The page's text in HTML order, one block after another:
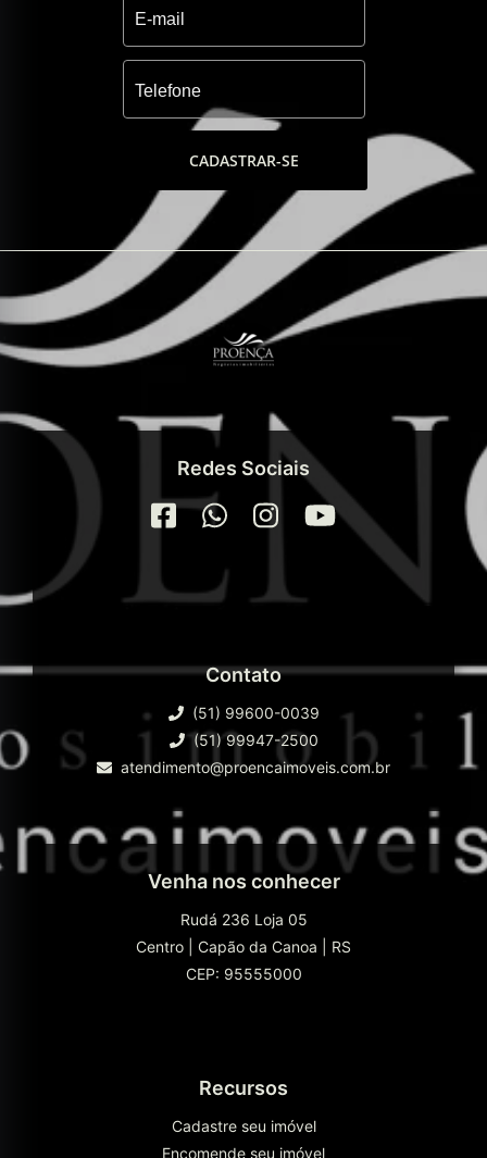
CADASTRAR-SE
Redes Sociais
Contato
(51) 99600-0039
(51) 99947-2500
atendimento@proencaimoveis.com.br
Venha nos conhecer
Rudá 236 Loja 05
Centro
Capão da Canoa
RS
CEP: 95555000
Recursos
Cadastre seu imóvel
Encomende seu imóvel